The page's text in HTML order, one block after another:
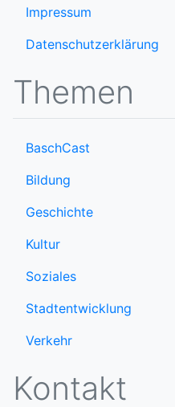
Impressum
Datenschutzerklärung
Themen
BaschCast
Bildung
Geschichte
Kultur
Soziales
Stadtentwicklung
Verkehr
Kontakt